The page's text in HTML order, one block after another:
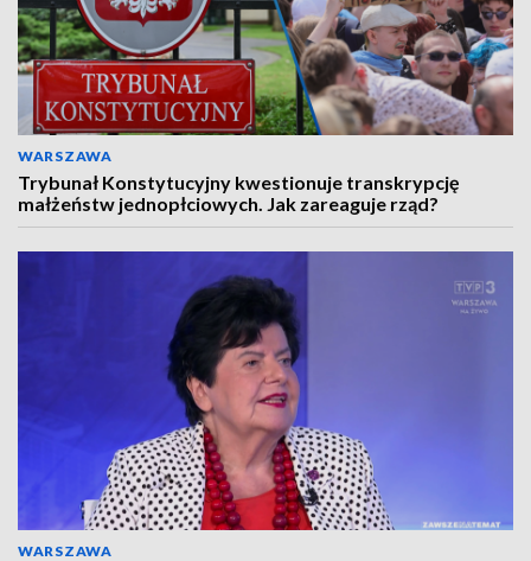
WARSZAWA
Trybunał Konstytucyjny kwestionuje transkrypcję
małżeństw jednopłciowych. Jak zareaguje rząd?
WARSZAWA